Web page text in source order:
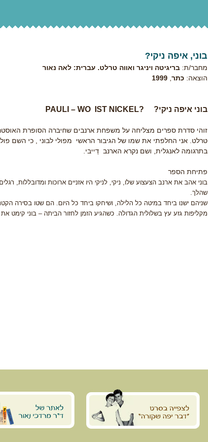
בוני, איפה ניקי?
מחבר/ת:בריגיטה ויניגר ואווה טרלט. עברית: לאה נאור
הוצאה: כתר ,
1999
בוני איפה ניקי? PAULI – WO IST NICKEL?
זוהי סדרת ספרים מצליחה על משפחת ארנבים שחיברה הסופרת
טרלט. אני החלפתי את שמו של הגיבור הראשי מפולי לבוני , כי השם
בתרגומה לאנגלית, ושם נקרא הארנב דֵייבי.
פתיחת הספר
בוני אהב את ארנב הצעצוע שלו, ניקי, לניקי היו אזניים ארוכות ומדובללות,
שהלך.
שניהם ישנו ביחד במיטה כל הלילה, ושיחקו ביחד כל היום. הם שטו בסירה
מקליפות גזע עץ בשלולית הגדולה. כשהגיע הזמן לחזור הביתה – בוני קימט את